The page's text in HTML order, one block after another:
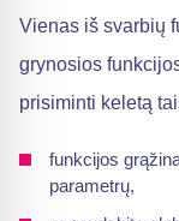
Vienas iš svarbių
grynosios
prisiminti keletą
funkcijos
parametrų,